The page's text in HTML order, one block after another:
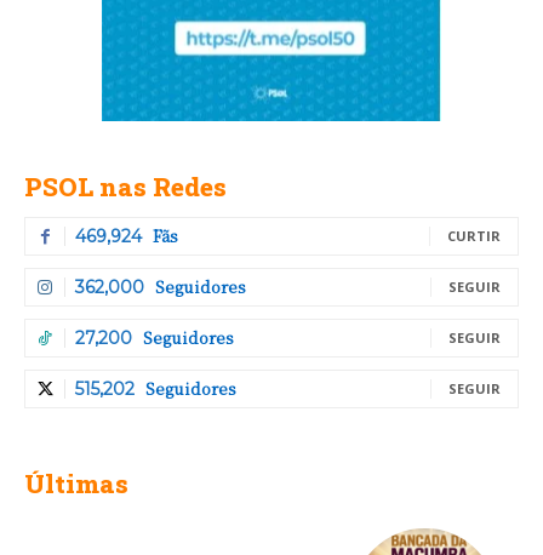
PSOL nas Redes
469,924 Fãs CURTIR
362,000 Seguidores SEGUIR
27,200 Seguidores SEGUIR
515,202 Seguidores SEGUIR
Últimas